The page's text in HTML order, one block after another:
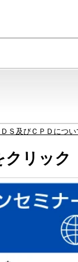
ＤＳ及びＣＰＤにつ
リック